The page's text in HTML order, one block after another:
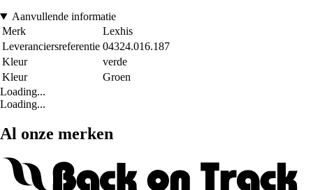
Aanvullende informatie
Merk
Lexhis
Leveranciersreferentie 04324.016.187
Kleur
verde
Kleur
Groen
Loading...
Loading...
Al onze merken